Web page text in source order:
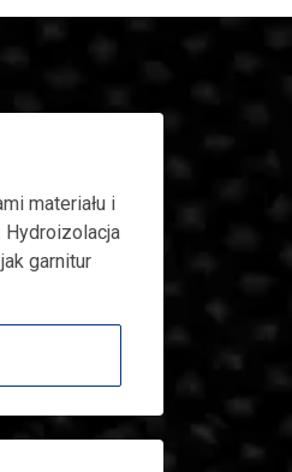
materiału i
Hydroizolacja
garnitur